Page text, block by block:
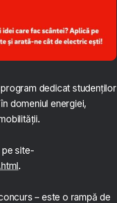
dedicat studenților
domeniul energiei,
pe site-
.
– este o rampă de